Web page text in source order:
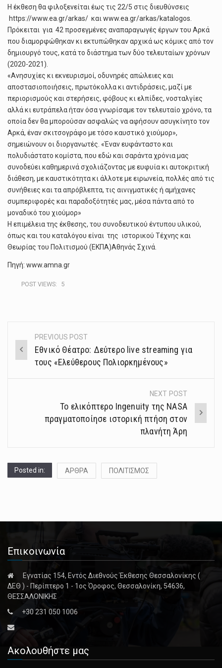
Η έκθεση θα φιλοξενείται έως τις 22/5 στις διευθύνσεις
https://www.ea.gr/arkas/ και www.ea.gr/arkas/katalogos.
Πρόκειται για 42 προσεγμένες αναπαραγωγές έργων του Αρκά
που διαμορφώθηκαν κι εκτυπώθηκαν αρχικά ως κόμικς από τον
δημιουργό τους, κατά το διάστημα των δύο τελευταίων χρόνων
(2020-2021).
«Ανησυχίες κι εκνευρισμοί, οδυνηρές απώλειες και
αποστασιοποιήσεις, πρωτόκολλα κι αντιδράσεις, μαζί με
περιορισμούς και στερήσεις, φόβους κι ελπίδες, νοσταλγίες
αλλά κι ευτράπελα ήταν όσα γνωρίσαμε τον τελευταίο χρόνο, τα
οποία δεν θα μπορούσαν ασφαλώς να αφήσουν ασυγκίνητο τον
Αρκά, έναν σκιτσογράφο με τόσο καυστικό χιούμορ»,
σημειώνουν οι διοργανωτές. «Έναν ευφάνταστο και
πολυδιάστατο κομίστα, που εδώ και σαράντα χρόνια μας
συνοδεύει καθημερινά σχολιάζοντας με ευφυία κι αυτοκριτική
διάθεση, με καυστικότητα κι άλλοτε με ειρωνεία, πολλές από τις
συνήθειες και τα απρόβλεπτα, τις αινιγματικές ή αμήχανες
συμπεριφορές και παραδοξότητές μας, μέσα πάντα από το
μοναδικό του χιούμορ»
Η επιμέλεια της έκθεσης, του συνοδευτικού έντυπου υλικού,
όπως και του καταλόγου είναι της ιστορικού Τέχνης και
Θεωρίας του Πολιτισμού (ΕΚΠΑ)Αθηνάς Σχινά.
Πηγή: www.amna.gr
POST VIEWS: 5
Post
navigation
PREVIOUS POST
Εθνικό Θέατρο: Δεύτερο live streaming για
τους «Ελεύθερους Πολιορκημένους»
NEXT POST
Το ελικόπτερο Ingenuity της NASA
πραγματοποίησε ιστορική πτήση στον
πλανήτη Άρη
Posted in: ΑΡΘΡΑ ΠΟΛΙΤΙΣΜΟΣ
Επικοινωνία
Εγνατίας 154, Εντός Διεθνούς Έκθεσης Θεσσαλονίκης (
ΔΕΘ ) - Περίπτερο 1 - 1ος Όροφος, Θεσσαλονίκη, 54636,
ΘΕΣΣΑΛΟΝΙΚΗΣ
+30 231 050 1006
Ακολουθήστε μας